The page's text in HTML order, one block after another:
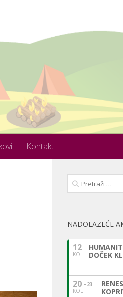
Kontakt
Pretraži:
NADOLAZEĆE
12
KOL
DOČEK
20
KOL
23